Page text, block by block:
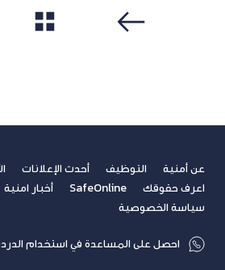
عن أمنية التوظيف أحدث الإعلانات
اعرف حقوقك
SafeOnline أخبار امنية
سياسة الخصوصية
احصل على المساعدة في استخدام